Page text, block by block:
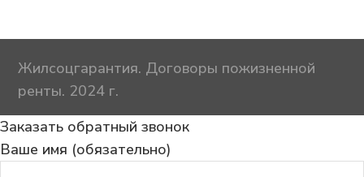
Жилсоцгарантия. Договоры пожизненной
ренты. 2024 г.
Заказать обратный звонок
Ваше имя (обязательно)